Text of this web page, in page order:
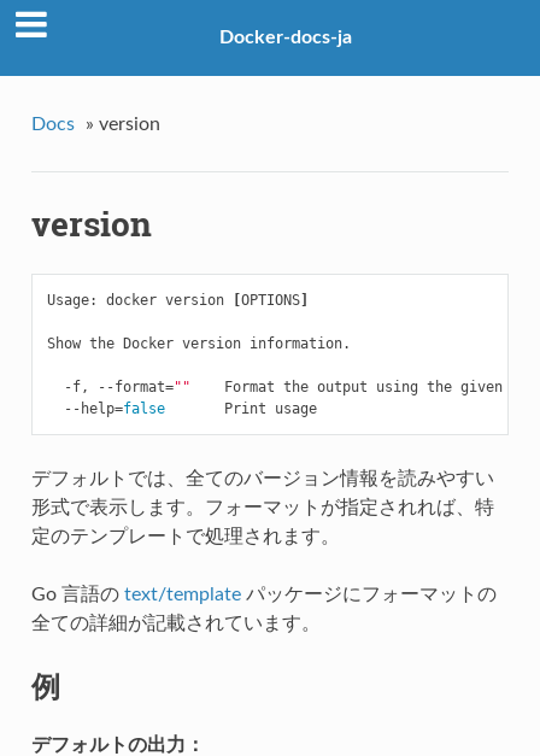
Docker-docs-ja
Docs » version
version
Usage: docker version OPTIONS]
Show the Docker version information.
  -f, --format
=""
Format the output using the given go
  --help
=false Print usage
デフォルトでは、全てのバージョン情報を読みやすい
形式で表示します。フォーマットが指定されれば、特
定のテンプレートで処理されます。
Go 言語の text/templateパッケージにフォーマットの
全ての詳細が記載されています。
例
デフォルトの出力：